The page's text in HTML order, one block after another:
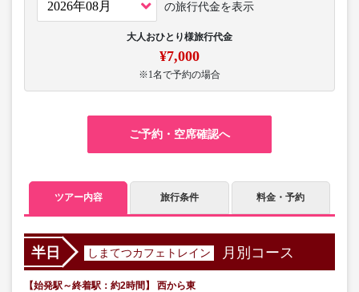
の旅行代金を表示
大人おひとり様旅行代金
¥7,000
※1名で予約の場合
ご予約・空席確認へ
ツアー内容 旅行条件 料金・予約
半日 しまてつカフェトレイン 月別コース
【始発駅～終着駅：約2時間】 西から東